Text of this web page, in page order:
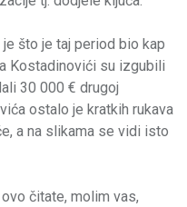
je što je taj period bio kap
Kostadinovići su izgubili
30 000 € drugoj
ostalo je kratkih rukava
a na slikama se vidi isto
čitate, molim vas,